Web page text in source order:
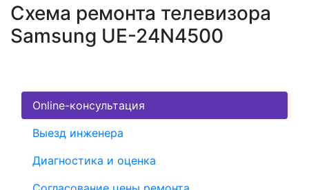
Схема ремонта телевизора
Samsung UE-24N4500
Online-консультация
Выезд инженера
Диагностика и оценка